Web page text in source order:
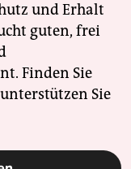
und Erhalt
guten, frei
Finden Sie
Sie